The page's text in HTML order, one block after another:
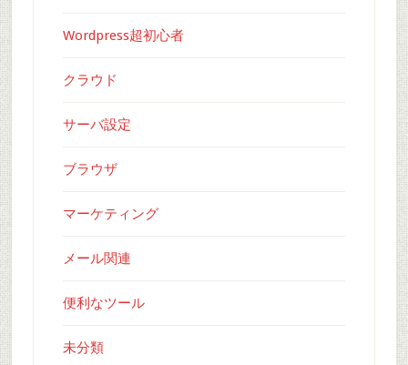
Wordpress超初心者
クラウド
サーバ設定
ブラウザ
マーケティング
メール関連
便利なツール
未分類